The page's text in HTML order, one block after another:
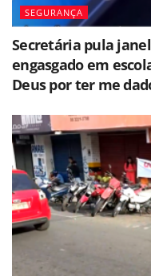
SEGURANÇA
Secretária pula
engasgado em
Deus por ter me